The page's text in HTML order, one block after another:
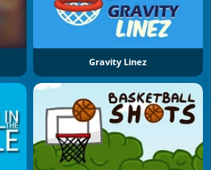
Gravity Linez